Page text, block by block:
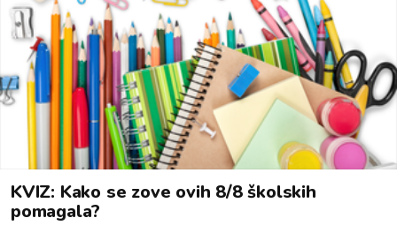
KVIZ: Kako se zove ovih 8/8 školskih
pomagala?